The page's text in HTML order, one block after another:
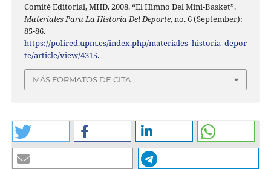
Comité Editorial, MHD. 2008. “El Himno Del Mini-Basket”.
Materiales Para La Historia Del Deporte, no. 6 (September):
85-86.
https://polired.upm.es/index.php/materiales_historia_depor
te/article/view/4315.
MÁS FORMATOS DE CITA